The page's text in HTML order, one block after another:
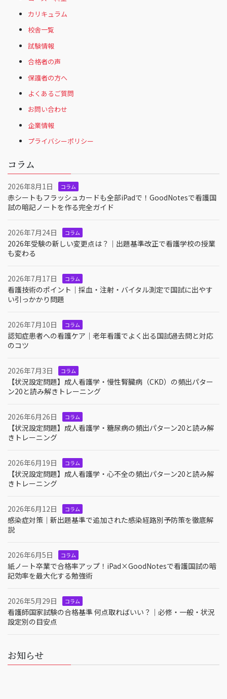
カリキュラム
校舎一覧
試験情報
合格者の声
保護者の方へ
よくあるご質問
お問い合わせ
企業情報
プライバシーポリシー
コラム
2026年8月1日 コラム
赤シートもフラッシュカードも全部iPadで！GoodNotesで看護国
試の暗記ノートを作る完全ガイド
2026年7月24日 コラム
2026年受験の新しい変更点は？｜出題基準改正で看護学校の授業
も変わる
2026年7月17日 コラム
看護技術のポイント｜採血・注射・バイタル測定で国試に出やす
い引っかかり問題
2026年7月10日 コラム
認知症患者への看護ケア｜老年看護でよく出る国試過去問と対応
のコツ
2026年7月3日 コラム
【状況設定問題】成人看護学・慢性腎臓病（CKD）の頻出パター
ン20と読み解きトレーニング
2026年6月26日 コラム
【状況設定問題】成人看護学・糖尿病の頻出パターン20と読み解
きトレーニング
2026年6月19日 コラム
【状況設定問題】成人看護学・心不全の頻出パターン20と読み解
きトレーニング
2026年6月12日 コラム
感染症対策｜新出題基準で追加された感染経路別予防策を徹底解
説
2026年6月5日 コラム
紙ノート卒業で合格率アップ！iPad×GoodNotesで看護国試の暗
記効率を最大化する勉強術
2026年5月29日 コラム
看護師国家試験の合格基準 何点取ればいい？｜必修・一般・状況
設定別の目安点
お知らせ